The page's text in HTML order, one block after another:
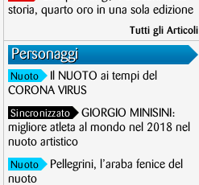
storia, quarto oro in una sola edizione
Tutti gli Articoli
Personaggi
Nuoto
Il NUOTO ai tempi del
CORONA VIRUS
Sincronizzato
GIORGIO MINISINI:
migliore atleta al mondo nel 2018 nel
nuoto artistico
Nuoto
Pellegrini, l’araba fenice del
nuoto